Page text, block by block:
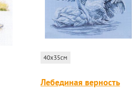
40x35см
Лебединая верность